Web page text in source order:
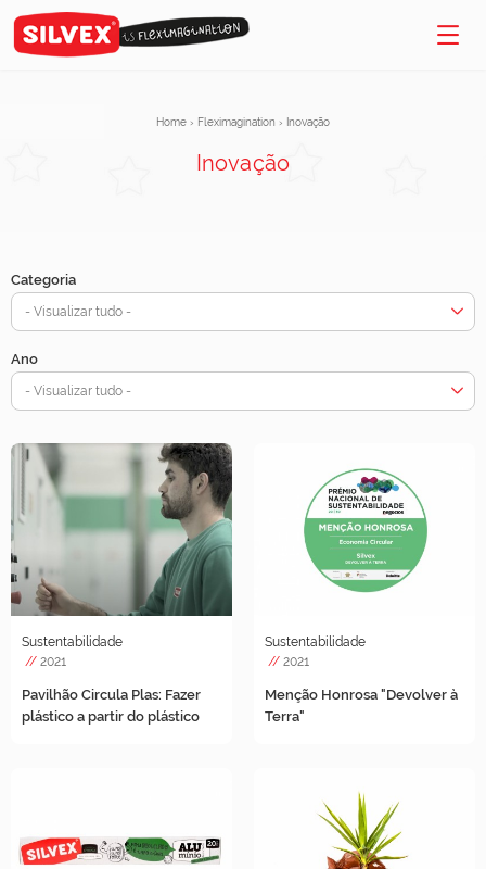
Home › Fleximagination › Inovação
Inovação
Categoria
- Visualizar tudo -
Ano
- Visualizar tudo -
Sustentabilidade
// 2021
Pavilhão Circula Plas: Fazer
plástico a partir do plástico
Sustentabilidade
// 2021
Menção Honrosa "Devolver à
Terra"